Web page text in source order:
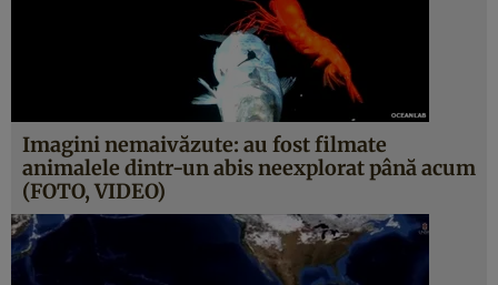
Imagini nemaivăzute: au fost filmate
animalele dintr-un abis neexplorat până acum
(FOTO, VIDEO)